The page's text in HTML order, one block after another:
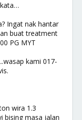
Ingat nak hantar
buat treatment
PG MYT
kami 017-
wira 1.3
bising masa jalan